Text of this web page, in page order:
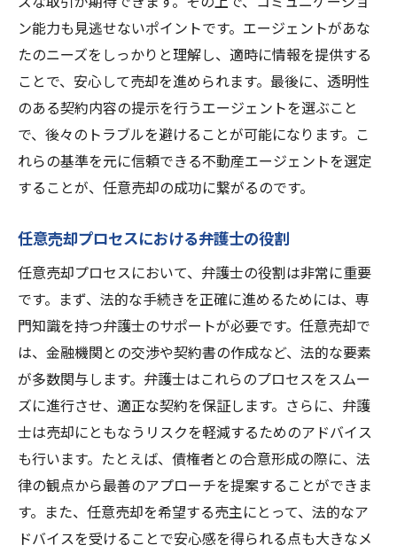
ン能力も見逃せないポイントです。エージェントがあな
たのニーズをしっかりと理解し、適時に情報を提供する
ことで、安心して売却を進められます。最後に、透明性
のある契約内容の提示を行うエージェントを選ぶこと
で、後々のトラブルを避けることが可能になります。こ
れらの基準を元に信頼できる不動産エージェントを選定
することが、任意売却の成功に繋がるのです。
任意売却プロセスにおける弁護士の役割
任意売却プロセスにおいて、弁護士の役割は非常に重要
です。まず、法的な手続きを正確に進めるためには、専
門知識を持つ弁護士のサポートが必要です。任意売却で
は、金融機関との交渉や契約書の作成など、法的な要素
が多数関与します。弁護士はこれらのプロセスをスムー
ズに進行させ、適正な契約を保証します。さらに、弁護
士は売却にともなうリスクを軽減するためのアドバイス
も行います。たとえば、債権者との合意形成の際に、法
律の観点から最善のアプローチを提案することができま
す。また、任意売却を希望する売主にとって、法的なア
ドバイスを受けることで安心感を得られる点も大きなメ